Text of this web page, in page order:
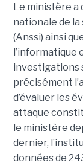
Le ministère a
nationale de
(Anssi) ainsi
l’informatique
investigations
précisément
d’évaluer les
attaque
le ministère
dernier,
données de